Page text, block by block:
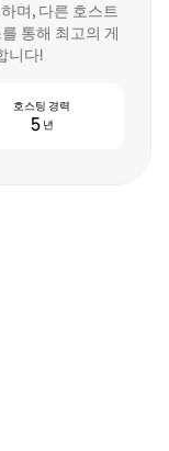
며, 다른 호스트
통해 최고의 게
니다!
5 년
호스팅 경력